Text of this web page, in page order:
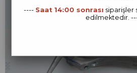
---- Saat 14:00 sonrası siparişler
edilmektedir.